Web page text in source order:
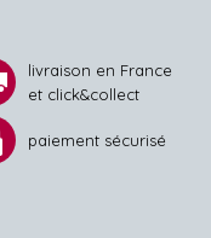
livraison en France
et click&collect
paiement sécurisé